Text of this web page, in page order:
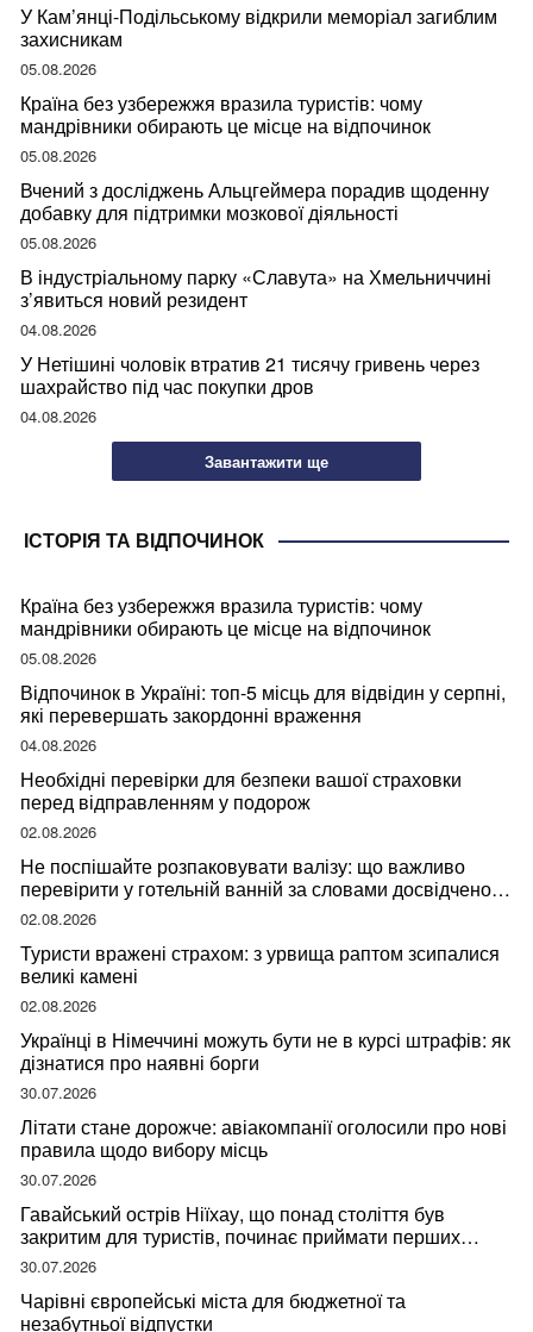
У Кам’янці-Подільському відкрили меморіал загиблим
захисникам
05.08.2026
Країна без узбережжя вразила туристів: чому
мандрівники обирають це місце на відпочинок
05.08.2026
Вчений з досліджень Альцгеймера порадив щоденну
добавку для підтримки мозкової діяльності
05.08.2026
В індустріальному парку «Славута» на Хмельниччині
з’явиться новий резидент
04.08.2026
У Нетішині чоловік втратив 21 тисячу гривень через
шахрайство під час покупки дров
04.08.2026
Завантажити ще
ІСТОРІЯ ТА ВІДПОЧИНОК
Країна без узбережжя вразила туристів: чому
мандрівники обирають це місце на відпочинок
05.08.2026
Відпочинок в Україні: топ-5 місць для відвідин у серпні,
які перевершать закордонні враження
04.08.2026
Необхідні перевірки для безпеки вашої страховки
перед відправленням у подорож
02.08.2026
Не поспішайте розпаковувати валізу: що важливо
перевірити у готельній ванній за словами досвідченої
мандрівниці
02.08.2026
Туристи вражені страхом: з урвища раптом зсипалися
великі камені
02.08.2026
Українці в Німеччині можуть бути не в курсі штрафів: як
дізнатися про наявні борги
30.07.2026
Літати стане дорожче: авіакомпанії оголосили про нові
правила щодо вибору місць
30.07.2026
Гавайський острів Ніїхау, що понад століття був
закритим для туристів, починає приймати перших
відвідувачів
30.07.2026
Чарівні європейські міста для бюджетної та
незабутньої відпустки